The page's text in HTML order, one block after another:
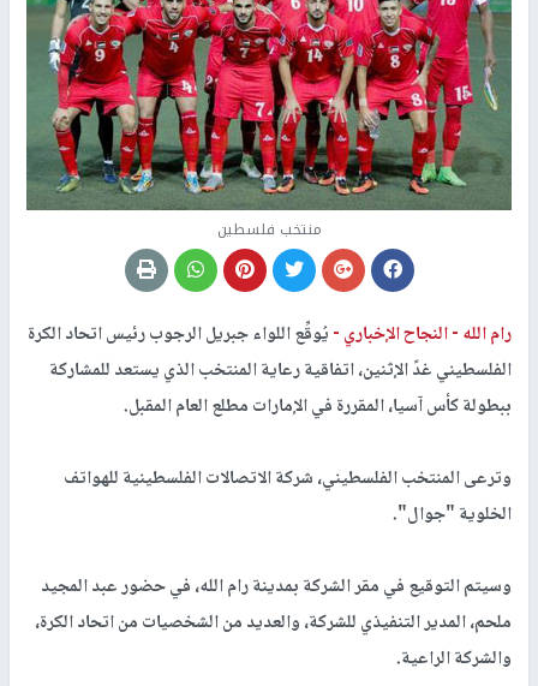
منتخب فلسطين
رام الله -النجاح الإخباري -يُوقِّع اللواء جبريل الرجوب رئيس اتحاد الكرة
الفلسطيني غدً الإثنين، اتفاقية رعاية المنتخب الذي يستعد للمشاركة
ببطولة كأس آسيا، المقررة في الإمارات مطلع العام المقبل.
وترعى المنتخب الفلسطيني، شركة الاتصالات الفلسطينية للهواتف
الخلوية "جوال".
وسيتم التوقيع في مقر الشركة بمدينة رام الله، في حضور عبد المجيد
ملحم، المدير التنفيذي للشركة، والعديد من الشخصيات من اتحاد الكرة،
والشركة الراعية.